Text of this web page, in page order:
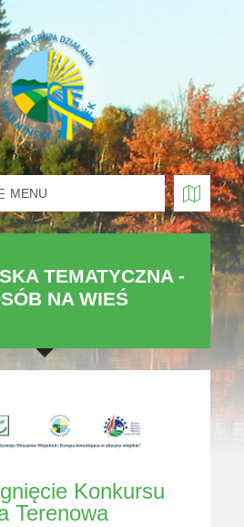
MENU
TEMATYCZNA -
NA WIEŚ
Konkursu
Terenowa